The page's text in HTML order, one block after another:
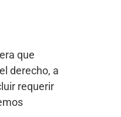
que
derecho, a
requerir